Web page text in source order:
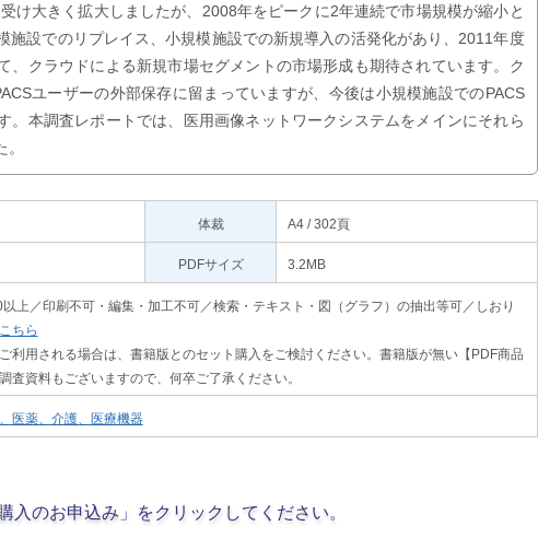
け大きく拡大しましたが、2008年をピークに2年連続で市場規模が縮小と
施設でのリプレイス、小規模施設での新規導入の活発化があり、2011年度
、クラウドによる新規市場セグメントの市場形成も期待されています。ク
ユーザーの外部保存に留まっていますが、今後は小規模施設でのPACS
。本調査レポートでは、医用画像ネットワークシステムをメインにそれら
体裁 A4 / 302頁
PDFサイズ 3.2MB
上／印刷不可・編集・加工不可／検索・テキスト・図（グラフ）の抽出等可／しおり
こちら
利用される場合は、書籍版とのセット購入をご検討ください。書籍版が無い【PDF商品
査資料もございますので、何卒ご了承ください。
医薬、介護、医療機器
入のお申込み」をクリックしてください。